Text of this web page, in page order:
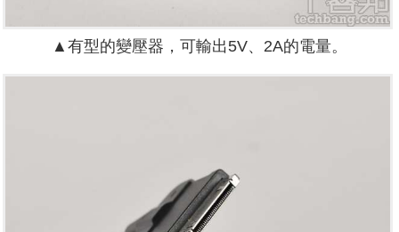
▲有型的變壓器，可輸出5V、2A的電量。